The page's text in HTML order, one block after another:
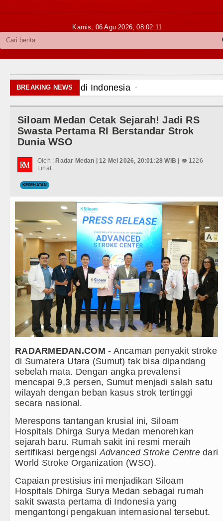
Politik
Hiburan
Olahraga
Teknologi
Wisata
TIPS dan TRIK
+ Lainnya
Video
Kesehatan
Kuliner
Siraman Rohani
Kamis, 06 Agu 2026, 08:02:13
BREAKING NEWS Rico Waas Nonaktifkan Lurah
Sebut LSL Pengidap HIV/AIDS
Arsenal Dibungkam Real Betis
Komisi D DPRDSU Ikut Gubsu
LGB Minus T dan Q Sebagai
Danrem 011 Lilawangsa Brigjen
Aceh
Era Baru Pengobatan Pasien
Rico Waas Nonaktifkan Lurah
Sebut LSL Pengidap HIV/AIDS
Arsenal Dibungkam Real Betis
Chelsea Tumbang Ditekuk
AC Milan Hanya Bermain
Komisi D DPRDSU Ikut Gubsu
LGB Minus T dan Q Sebagai
Aceh
Era Baru Pengobatan Pasien
Siloam Medan Cetak Sejarah! Jadi RS
Swasta Pertama RI Berstandar Strok
Dunia WSO
Oleh : Radar Medan | 12 Mei 2026, 20:01:28 WIB | 👁 1226
Lihat
KESEHATAN
RADARMEDAN.COM - Ancaman penyakit stroke
di Sumatera Utara (Sumut) tak bisa dipandang
sebelah mata. Dengan angka prevalensi
mencapai 9,3 persen, Sumut menjadi salah satu
wilayah dengan beban kasus strok tertinggi
secara nasional.
Merespons tantangan krusial ini, Siloam
Hospitals Dhirga Surya Medan menorehkan
sejarah baru. Rumah sakit ini resmi meraih
sertifikasi bergengsiAdvanced Stroke Centredari
World Stroke Organization (WSO).
Capaian prestisius ini menjadikan Siloam
Hospitals Dhirga Surya Medan sebagai rumah
sakit swasta pertama di Indonesia yang
mengantongi pengakuan internasional tersebut.